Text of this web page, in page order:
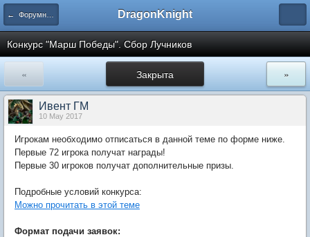
← Форумные игры DragonKnight
Конкурс "Марш Победы". Сбор Лучников
Закрыта
« »
Ивент ГМ
10 May 2017
Игрокам необходимо отписаться в данной теме по форме ниже.
Первые 72 игрока получат награды!
Первые 30 игроков получат дополнительные призы.
Подробные условий конкурса:
Можно прочитать в этой теме
Формат подачи заявок: